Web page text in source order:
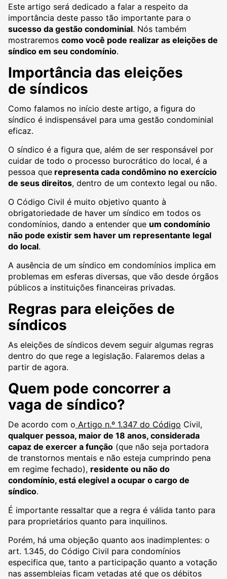
Este artigo será dedicado a falar a respeito da
importância deste passo tão importante para o
sucesso da gestão condominial. Nós também
mostraremos como você pode realizar as eleições de
síndico em seu condomínio.
Importância das eleições
de síndicos
Como falamos no início deste artigo, a figura do
síndico é indispensável para uma gestão condominial
eficaz.
O síndico é a figura que, além de ser responsável por
cuidar de todo o processo burocrático do local, é a
pessoa que representa cada condômino no exercício
de seus direitos, dentro de um contexto legal ou não.
O Código Civil é muito objetivo quanto à
obrigatoriedade de haver um síndico em todos os
condomínios, dando a entender que um condomínio
não pode existir sem haver um representante legal
do local.
A ausência de um síndico em condomínios implica em
problemas em esferas diversas, que vão desde órgãos
públicos a instituições financeiras privadas.
Regras para eleições de
síndicos
As eleições de síndicos devem seguir algumas regras
dentro do que rege a legislação. Falaremos delas a
partir de agora.
Quem pode concorrer a
vaga de síndico?
De acordo com o Artigo n.º 1.347 do Código Civil,
qualquer pessoa, maior de 18 anos, considerada
capaz de exercer a função (que não seja portadora
de transtornos mentais e não esteja cumprindo pena
em regime fechado), residente ou não do
condomínio, está elegível a ocupar o cargo de
síndico.
É importante ressaltar que a regra é válida tanto para
para proprietários quanto para inquilinos.
Porém, há uma objeção quanto aos inadimplentes: o
art. 1.345, do Código Civil para condomínios
especifica que, tanto a participação quanto a votação
nas assembleias ficam vetadas até que os débitos